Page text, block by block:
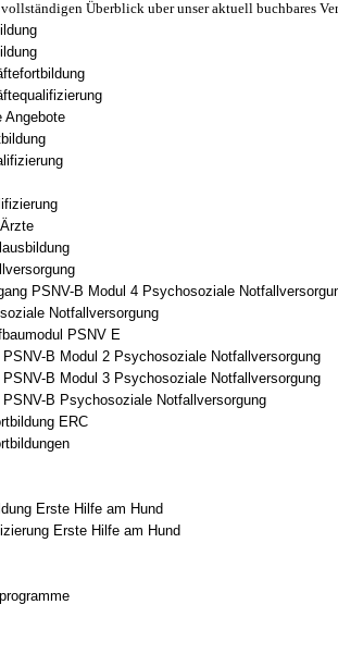
Überblick uber unser aktuell buchbares
Angebote
PSNV-B Modul 4 Psychosoziale
Notfallversorgung
PSNV E
PSNV-B Modul 2 Psychosoziale Notfallversorgung
PSNV-B Modul 3 Psychosoziale Notfallversorgung
PSNV-B Psychosoziale Notfallversorgung
ERC
Erste Hilfe am Hund
Erste Hilfe am Hund